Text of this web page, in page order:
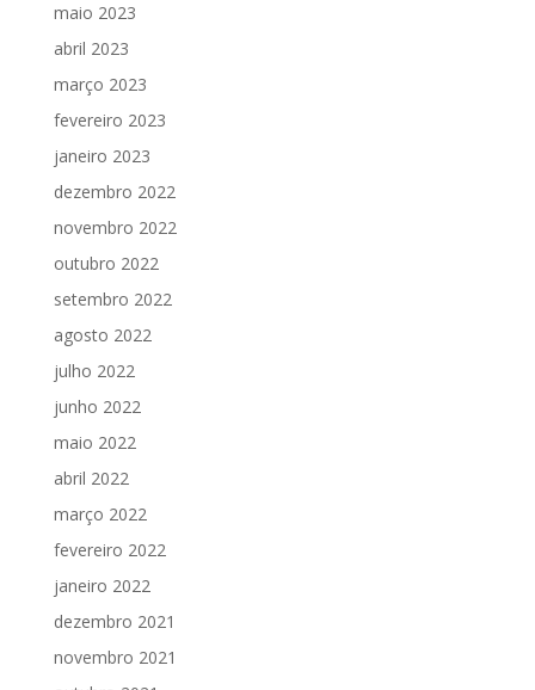
maio 2023
abril 2023
março 2023
fevereiro 2023
janeiro 2023
dezembro 2022
novembro 2022
outubro 2022
setembro 2022
agosto 2022
julho 2022
junho 2022
maio 2022
abril 2022
março 2022
fevereiro 2022
janeiro 2022
dezembro 2021
novembro 2021